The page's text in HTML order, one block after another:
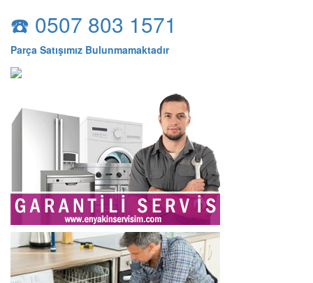
☎️ 0507 803 1571
Parça Satışımız Bulunmamaktadır